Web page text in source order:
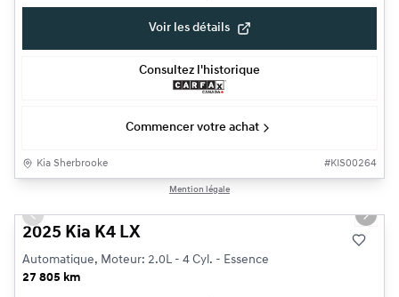
Voir les détails
Consultez l'historique
Commencer votre achat
Kia Sherbrooke #KIS00264
Mention légale
Previous slide Next
2025 Kia K4 LX
Automatique, Moteur: 2.0L - 4 Cyl. - Essence
27 805 km